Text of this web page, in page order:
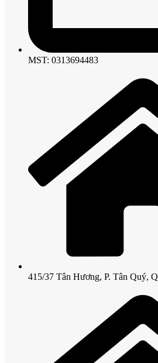
MST: 0313694483
415/37 Tân Hương, P. Tân Quý,